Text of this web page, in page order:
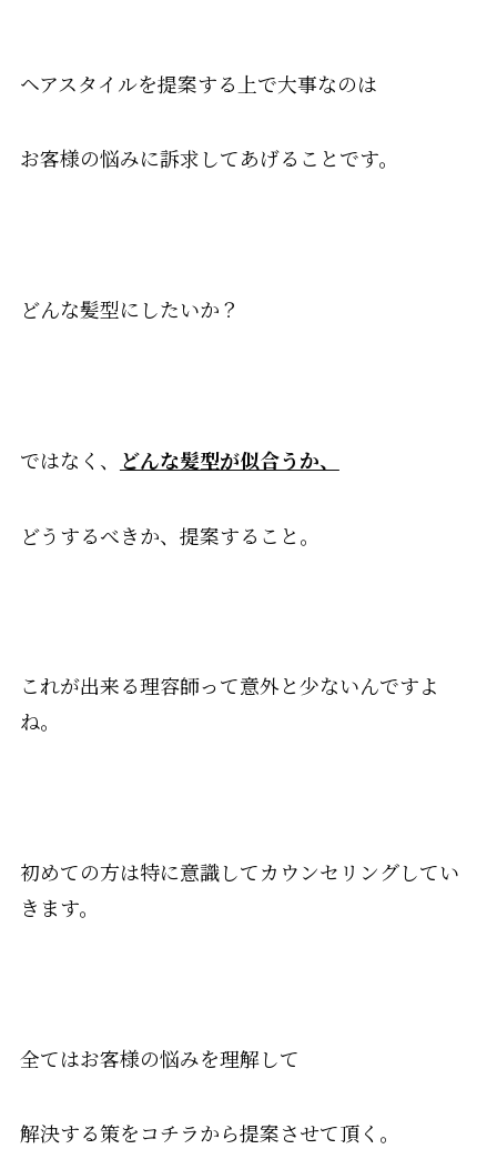
ヘアスタイルを提案する上で大事なのは
お客様の悩みに訴求してあげることです。
どんな髪型にしたいか？
ではなく、 どんな髪型が似合うか、
どうするべきか、提案すること。
これが出来る理容師って意外と少ないんですよ
ね。
初めての方は特に意識してカウンセリングしてい
きます。
全てはお客様の悩みを理解して
解決する策をコチラから提案させて頂く。